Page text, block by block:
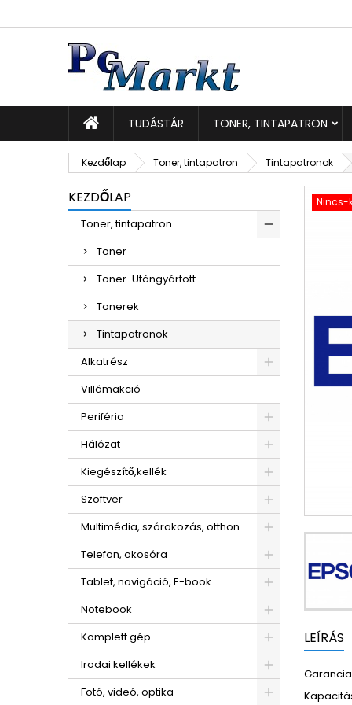
TUDÁSTÁR TONER, TINTAPATRON
Kezdőlap Toner, tintapatron Tintapatronok
KEZDŐLAP
Toner, tintapatron
Toner
Toner-Utángyártott
Tonerek
Tintapatronok
Alkatrész
Villámakció
Periféria
Hálózat
Kiegészítő,kellék
Szoftver
Multimédia, szórakozás, otthon
Telefon, okosóra
Tablet, navigáció, E-book
Notebook
Komplett gép
Irodai kellékek
Fotó, videó, optika
Nincs-
LEÍRÁS